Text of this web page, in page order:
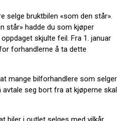
selge bruktbilen «som den står».
står» hadde du som kjøper
skjulte feil. Fra 1. januar
forhandlerne å ta dette
mange bilforhandlere som selger
seg bort fra at kjøperne skal